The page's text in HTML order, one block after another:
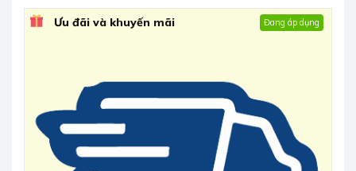
Ưu đãi và khuyến mãi Đang áp dụng